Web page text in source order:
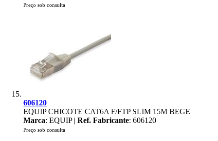
Preço sob consulta
606120
EQUIP CHICOTE CAT6A F/FTP SLIM 15M BEGE
Marca: EQUIP | Ref. Fabricante: 606120
Preço sob consulta